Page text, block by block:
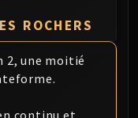
ROCHERS
2, une moitié
continu et